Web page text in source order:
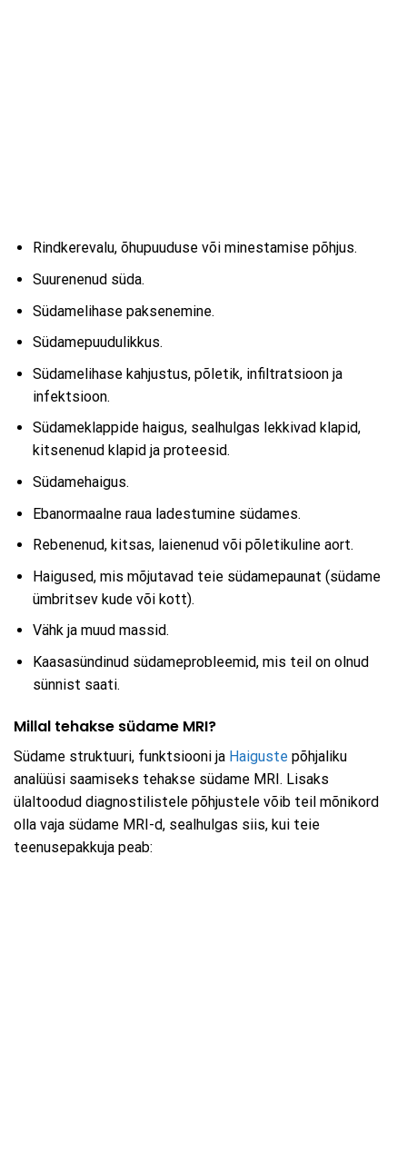
Rindkerevalu, õhupuuduse või minestamise põhjus.
Suurenenud süda.
Südamelihase paksenemine.
Südamepuudulikkus.
Südamelihase kahjustus, põletik, infiltratsioon ja
infektsioon.
Südameklappide haigus, sealhulgas lekkivad klapid,
kitsenenud klapid ja proteesid.
Südamehaigus.
Ebanormaalne raua ladestumine südames.
Rebenenud, kitsas, laienenud või põletikuline aort.
Haigused, mis mõjutavad teie südamepaunat (südame
ümbritsev kude või kott).
Vähk ja muud massid.
Kaasasündinud südameprobleemid, mis teil on olnud
sünnist saati.
Millal tehakse südame MRI?
Südame struktuuri, funktsiooni ja Haiguste põhjaliku
analüüsi saamiseks tehakse südame MRI. Lisaks
ülaltoodud diagnostilistele põhjustele võib teil mõnikord
olla vaja südame MRI-d, sealhulgas siis, kui teie
teenusepakkuja peab: